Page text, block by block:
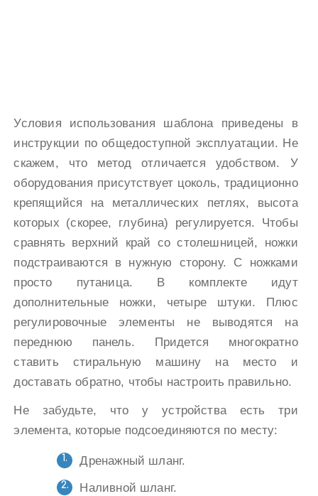
Условия использования шаблона приведены в
инструкции по общедоступной эксплуатации. Не
скажем, что метод отличается удобством. У
оборудования присутствует цоколь, традиционно
крепящийся на металлических петлях, высота
которых (скорее, глубина) регулируется. Чтобы
сравнять верхний край со столешницей, ножки
подстраиваются в нужную сторону. С ножками
просто путаница. В комплекте идут
дополнительные ножки, четыре штуки. Плюс
регулировочные элементы не выводятся на
переднюю панель. Придется многократно
ставить стиральную машину на место и
доставать обратно, чтобы настроить правильно.
Не забудьте, что у устройства есть три
элемента, которые подсоединяются по месту:
Дренажный шланг.
Наливной шланг.